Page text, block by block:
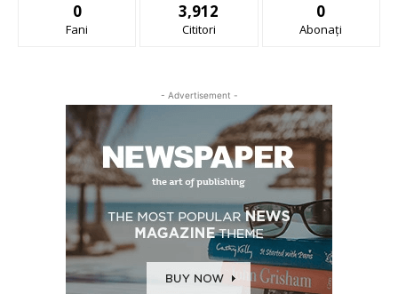
0
Fani
3,912
Cititori
0
Abonați
- Advertisement -